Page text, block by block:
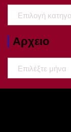
Αρχειο